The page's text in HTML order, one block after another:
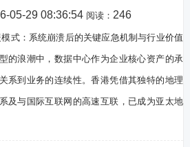
05-29 08:36:54 阅读： 246
式：系统崩溃后的关键应急机制与行业价值
的浪潮中，数据中心作为企业核心资产的承
系到业务的连续性。香港凭借其独特的地理
及与国际互联网的高速互联，已成为亚太地